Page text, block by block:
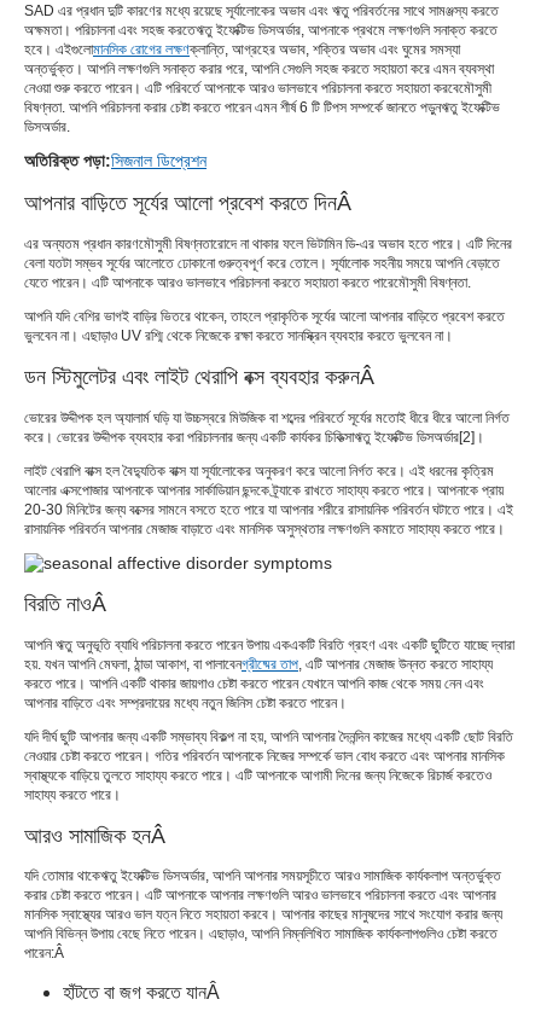
SAD এর প্রধান দুটি কারণের মধ্যে রয়েছে সূর্যালোকের অভাব এবং ঋতু পরিবর্তনের সাথে সামঞ্জস্য করতে
অক্ষমতা। পরিচালনা এবং সহজ করতেঋতু ইফেক্টিভ ডিসঅর্ডার, আপনাকে প্রথমে লক্ষণগুলি সনাক্ত করতে
হবে। এইগুলোমানসিক রোগের লক্ষণক্লান্তি, আগ্রহের অভাব, শক্তির অভাব এবং ঘুমের সমস্যা
অন্তর্ভুক্ত। আপনি লক্ষণগুলি সনাক্ত করার পরে, আপনি সেগুলি সহজ করতে সহায়তা করে এমন ব্যবস্থা
নেওয়া শুরু করতে পারেন। এটি পরিবর্তে আপনাকে আরও ভালভাবে পরিচালনা করতে সহায়তা করবেমৌসুমী
বিষণ্নতা. আপনি পরিচালনা করার চেষ্টা করতে পারেন এমন শীর্ষ 6 টি টিপস সম্পর্কে জানতে পড়ুনঋতু ইফেক্টিভ
ডিসঅর্ডার.
অতিরিক্ত পড়া:সিজনাল ডিপ্রেশন
আপনার বাড়িতে সূর্যের আলো প্রবেশ করতে দিনÂ
এর অন্যতম প্রধান কারণমৌসুমী বিষণ্নতারোদে না থাকার ফলে ভিটামিন ডি-এর অভাব হতে পারে। এটি দিনের
বেলা যতটা সম্ভব সূর্যের আলোতে ঢোকানো গুরুত্বপূর্ণ করে তোলে। সূর্যালোক সহনীয় সময়ে আপনি বেড়াতে
যেতে পারেন। এটি আপনাকে আরও ভালভাবে পরিচালনা করতে সহায়তা করতে পারেমৌসুমী বিষণ্নতা.
আপনি যদি বেশির ভাগই বাড়ির ভিতরে থাকেন, তাহলে প্রাকৃতিক সূর্যের আলো আপনার বাড়িতে প্রবেশ করতে
ভুলবেন না। এছাড়াও UV রশ্মি থেকে নিজেকে রক্ষা করতে সানস্ক্রিন ব্যবহার করতে ভুলবেন না।
ডন স্টিমুলেটর এবং লাইট থেরাপি বক্স ব্যবহার করুনÂ
ভোরের উদ্দীপক হল অ্যালার্ম ঘড়ি যা উচ্চস্বরে মিউজিক বা শব্দের পরিবর্তে সূর্যের মতোই ধীরে ধীরে আলো নির্গত
করে। ভোরের উদ্দীপক ব্যবহার করা পরিচালনার জন্য একটি কার্যকর চিকিত্সাঋতু ইফেক্টিভ ডিসঅর্ডার[2]।
লাইট থেরাপি বাক্স হল বৈদ্যুতিক বাক্স যা সূর্যালোকের অনুকরণ করে আলো নির্গত করে। এই ধরনের কৃত্রিম
আলোর এক্সপোজার আপনাকে আপনার সার্কাডিয়ান ছন্দকে ট্র্যাকে রাখতে সাহায্য করতে পারে। আপনাকে প্রায়
20-30 মিনিটের জন্য বক্সের সামনে বসতে হতে পারে যা আপনার শরীরে রাসায়নিক পরিবর্তন ঘটাতে পারে। এই
রাসায়নিক পরিবর্তন আপনার মেজাজ বাড়াতে এবং মানসিক অসুস্থতার লক্ষণগুলি কমাতে সাহায্য করতে পারে।
বিরতি নাওÂ
আপনি ঋতু অনুভূতি ব্যাধি পরিচালনা করতে পারেন উপায় একএকটি বিরতি গ্রহণ এবং একটি ছুটিতে যাচ্ছে দ্বারা
হয়. যখন আপনি মেঘলা, ঠান্ডা আকাশ, বা পালাবেনগ্রীষ্মের তাপ , এটি আপনার মেজাজ উন্নত করতে সাহায্য
করতে পারে। আপনি একটি থাকার জায়গাও চেষ্টা করতে পারেন যেখানে আপনি কাজ থেকে সময় নেন এবং
আপনার বাড়িতে এবং সম্প্রদায়ের মধ্যে নতুন জিনিস চেষ্টা করতে পারেন।
যদি দীর্ঘ ছুটি আপনার জন্য একটি সম্ভাব্য বিকল্প না হয়, আপনি আপনার দৈনন্দিন কাজের মধ্যে একটি ছোট বিরতি
নেওয়ার চেষ্টা করতে পারেন। গতির পরিবর্তন আপনাকে নিজের সম্পর্কে ভাল বোধ করতে এবং আপনার মানসিক
স্বাস্থ্যকে বাড়িয়ে তুলতে সাহায্য করতে পারে। এটি আপনাকে আগামী দিনের জন্য নিজেকে রিচার্জ করতেও
সাহায্য করতে পারে।
আরও সামাজিক হনÂ
যদি তোমার থাকেঋতু ইফেক্টিভ ডিসঅর্ডার, আপনি আপনার সময়সূচীতে আরও সামাজিক কার্যকলাপ অন্তর্ভুক্ত
করার চেষ্টা করতে পারেন। এটি আপনাকে আপনার লক্ষণগুলি আরও ভালভাবে পরিচালনা করতে এবং আপনার
মানসিক স্বাস্থ্যের আরও ভাল যত্ন নিতে সহায়তা করবে। আপনার কাছের মানুষদের সাথে সংযোগ করার জন্য
আপনি বিভিন্ন উপায় বেছে নিতে পারেন। এছাড়াও, আপনি নিম্নলিখিত সামাজিক কার্যকলাপগুলিও চেষ্টা করতে
পারেন:Â
হাঁটতে বা জগ করতে যানÂ